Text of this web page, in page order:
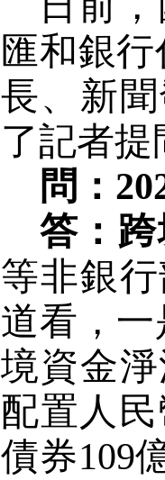
匯和銀
長、新
了記者提
問：
答：
等非銀
道看，
境資金
配置人
債券109